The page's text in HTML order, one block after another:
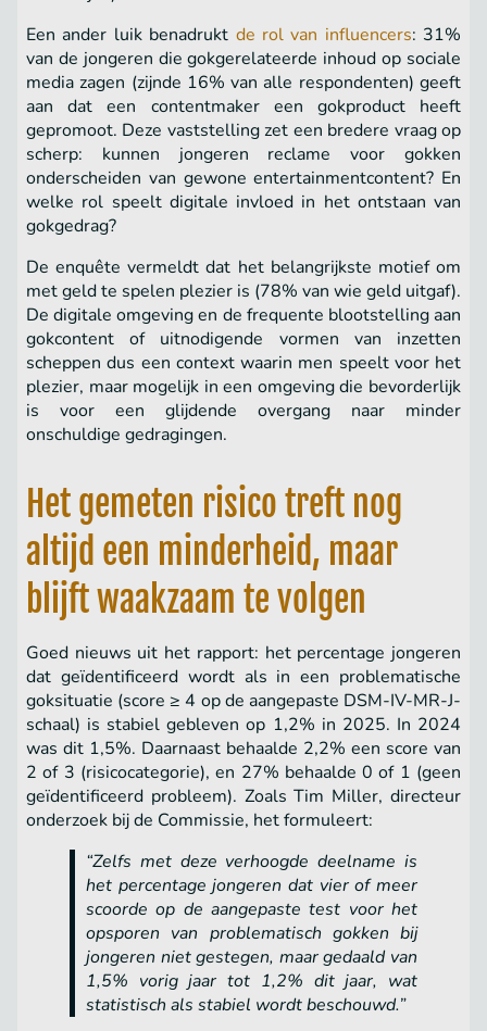
Een ander luik benadrukt de rol van influencers: 31%
van de jongeren die gokgerelateerde inhoud op sociale
media zagen (zijnde 16% van alle respondenten) geeft
aan dat een contentmaker een gokproduct heeft
gepromoot. Deze vaststelling zet een bredere vraag op
scherp: kunnen jongeren reclame voor gokken
onderscheiden van gewone entertainmentcontent? En
welke rol speelt digitale invloed in het ontstaan van
gokgedrag?
De enquête vermeldt dat het belangrijkste motief om
met geld te spelen plezier is (78% van wie geld uitgaf).
De digitale omgeving en de frequente blootstelling aan
gokcontent of uitnodigende vormen van inzetten
scheppen dus een context waarin men speelt voor het
plezier, maar mogelijk in een omgeving die bevorderlijk
is voor een glijdende overgang naar minder
onschuldige gedragingen.
Het gemeten risico treft nog
altijd een minderheid, maar
blijft waakzaam te volgen
Goed nieuws uit het rapport: het percentage jongeren
dat geïdentificeerd wordt als in een problematische
goksituatie (score ≥ 4 op de aangepaste DSM-IV-MR-J-
schaal) is stabiel gebleven op 1,2% in 2025. In 2024
was dit 1,5%. Daarnaast behaalde 2,2% een score van
2 of 3 (risicocategorie), en 27% behaalde 0 of 1 (geen
geïdentificeerd probleem). Zoals Tim Miller, directeur
onderzoek bij de Commissie, het formuleert:
“Zelfs met deze verhoogde deelname is
het percentage jongeren dat vier of meer
scoorde op de aangepaste test voor het
opsporen van problematisch gokken bij
jongeren niet gestegen, maar gedaald van
1,5% vorig jaar tot 1,2% dit jaar, wat
statistisch als stabiel wordt beschouwd.”